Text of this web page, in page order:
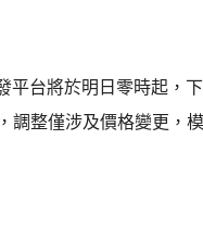
平台將於明日零時起，
調整僅涉及價格變更，